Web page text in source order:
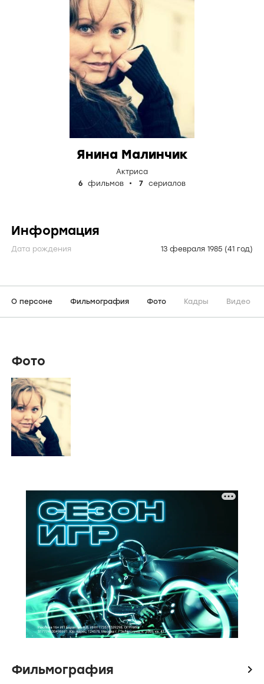
Янина Малинчик
Актриса
6
фильмов 7 сериалов
Информация
Дата рождения 13 февраля 1985 (41 год)
О персоне Фильмография Фото Кадры Видео
Фото
Фильмография icon